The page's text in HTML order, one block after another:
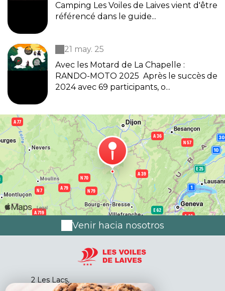
Camping Les Voiles de Laives vient d'être
référencé dans le guide...
21 may. 25
Avec les Motard de La Chapelle : ️
RANDO-MOTO 2025 ️ Après le succès de
2024 avec 69 participants, o...
Venir hacia nosotros
2 Les Lacs,